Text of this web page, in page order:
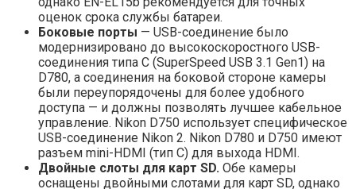
оценок срока службы батареи.
Боковые порты — USB-соединение было
модернизировано до высокоскоростного USB-
соединения типа C (SuperSpeed ​​USB 3.1 Gen1) на
D780, а соединения на боковой стороне камеры
были переупорядочены для более удобного
доступа — и должны позволять лучшее кабельное
управление. Nikon D750 использует специфическое
USB-соединение Nikon 2. Nikon D780 и D750 имеют
разъем mini-HDMI (тип C) для выхода HDMI.
Двойные слоты для карт SD. Обе камеры
оснащены двойными слотами для карт SD, однако